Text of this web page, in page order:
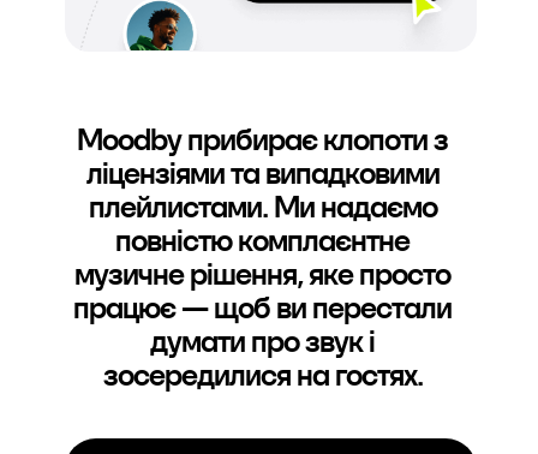
Moodby прибирає клопоти з
ліцензіями та випадковими
плейлистами. Ми надаємо
повністю комплаєнтне
музичне рішення, яке просто
працює — щоб ви перестали
думати про звук і
зосередилися на гостях.